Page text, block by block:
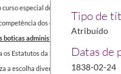
especial de farmácia
dos exames de
administradas por indivíduos
os Estatutos da Sociedade
a escolha diversos livros de farmácia e
Tipo de
Atribuído
Datas de
1838-02-24